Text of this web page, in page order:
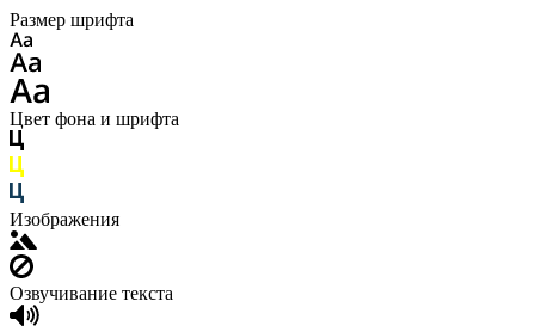
Размер шрифта
Цвет фона и шрифта
Изображения
Озвучивание текста